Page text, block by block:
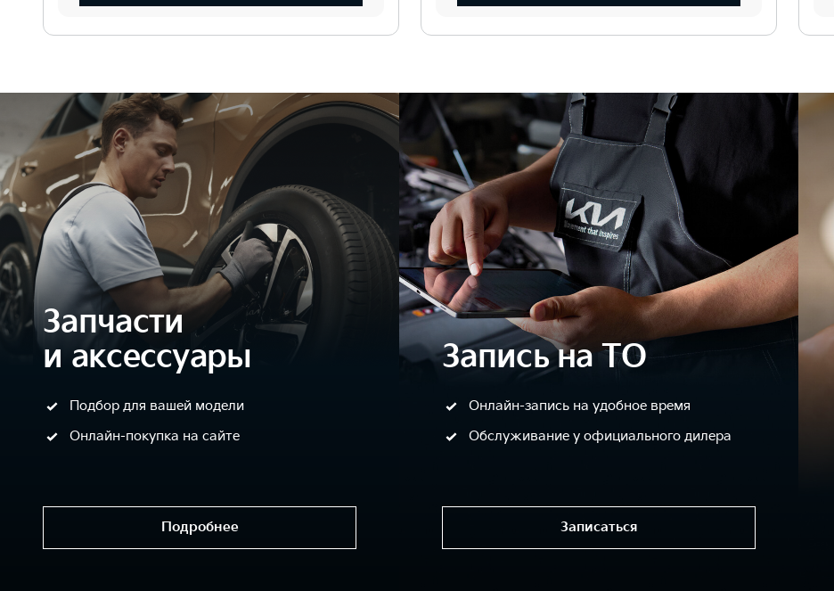
Запчасти
и аксессуары
Подбор для вашей модели
Онлайн-покупка на сайте
Подробнее
Запись на ТО
Онлайн-запись на удобное время
Обслуживание у официального дилера
Записаться